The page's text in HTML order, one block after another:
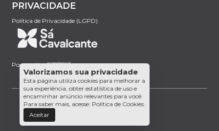
PRIVACIDADE
Política de Privacidade (LGPD)
Powered by:
Valorizamos sua privacidade
Esta página utiliza cookies para melhorar a
sua experiência, obter estatística de uso e
encaminhar anúncio relevantes para você.
Para saber mais, acesse: Política de Cookies.
Aceitar